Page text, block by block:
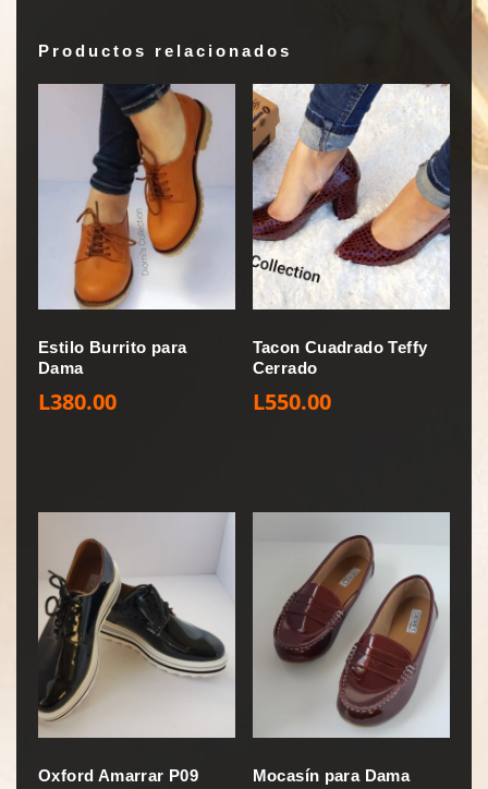
Productos relacionados
Estilo Burrito para
Dama
L380.00
Tacon Cuadrado Teffy
Cerrado
L550.00
Oxford Amarrar P09
Mocasín para Dama